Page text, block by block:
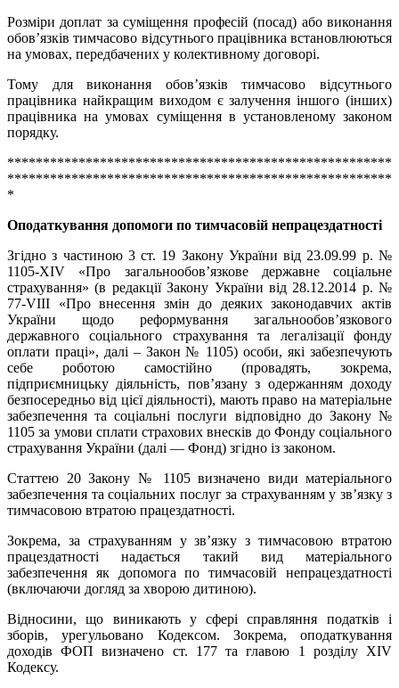
Розміри доплат за суміщення професій (посад) або виконання
обов’язків тимчасово відсутнього працівника встановлюються
на умовах, передбачених у колективному договорі.
Тому для виконання обов’язків тимчасово відсутнього
працівника найкращим виходом є залучення іншого (інших)
працівника на умовах суміщення в установленому законом
порядку.
******************************************************
******************************************************
*
Оподаткування допомоги по тимчасовій непрацездатності
Згідно з частиною 3 ст. 19 Закону України від 23.09.99 р. №
1105-ХІV «Про загальнообов’язкове державне соціальне
страхування» (в редакції Закону України від 28.12.2014 р. №
77-VІІІ «Про внесення змін до деяких законодавчих актів
України щодо реформування загальнообов’язкового
державного соціального страхування та легалізації фонду
оплати праці», далі – Закон № 1105) особи, які забезпечують
себе роботою самостійно (провадять, зокрема,
підприємницьку діяльність, пов’язану з одержанням доходу
безпосередньо від цієї діяльності), мають право на матеріальне
забезпечення та соціальні послуги відповідно до Закону №
1105 за умови сплати страхових внесків до Фонду соціального
страхування України (далі — Фонд) згідно із законом.
Статтею 20 Закону № 1105 визначено види матеріального
забезпечення та соціальних послуг за страхуванням у зв’язку з
тимчасовою втратою працездатності.
Зокрема, за страхуванням у зв’язку з тимчасовою втратою
працездатності надається такий вид матеріального
забезпечення як допомога по тимчасовій непрацездатності
(включаючи догляд за хворою дитиною).
Відносини, що виникають у сфері справляння податків і
зборів, урегульовано Кодексом. Зокрема, оподаткування
доходів ФОП визначено ст. 177 та главою 1 розділу XIV
Кодексу.